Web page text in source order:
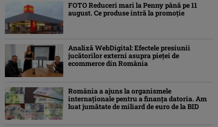
FOTO Reduceri mari la Penny până pe 11
august. Ce produse intră la promoție
Analiză WebDigital: Efectele presiunii
jucătorilor externi asupra pieței de
ecommerce din România
România a ajuns la organismele
internaționale pentru a finanța datoria. Am
luat jumătate de miliard de euro de la BID